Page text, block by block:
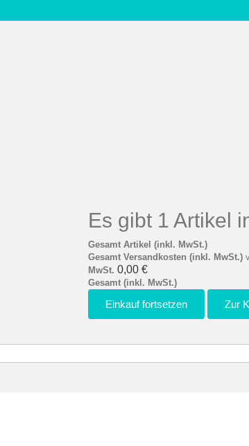
Es gibt 1 Artikel
Gesamt Artikel (inkl. MwSt.)
Gesamt Versandkosten (inkl. MwSt.)
MwSt. 0,00 €
Gesamt (inkl. MwSt.)
Einkauf fortsetzen Zur